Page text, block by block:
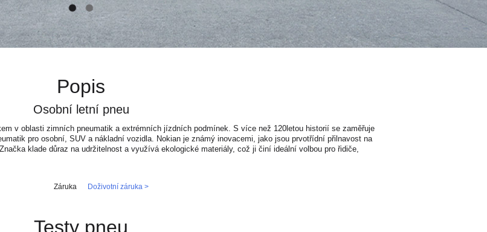
Popis
Osobní letní pneu
v oblasti zimních pneumatik a extrémních jízdních podmínek. S více než 120letou historií se zaměřuje
pro osobní, SUV a nákladní vozidla. Nokian je známý inovacemi, jako jsou prvotřídní přilnavost na
klade důraz na udržitelnost a využívá ekologické materiály, což ji činí ideální volbou pro řidiče,
Záruka Doživotní záruka >
Testy pneu